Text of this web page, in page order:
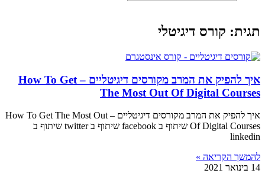
תגית: קורס דיגיטלי
איך להפיק את המרב מקורסים דיגיטליים – How To Get
The Most Out Of Digital Courses
איך להפיק את המרב מקורסים דיגיטליים – How To Get The Most Out
Of Digital Courses שיתוף ב facebook שיתוף ב twitter שיתוף ב
linkedin
להמשך הקריאה »
14 בינואר 2021